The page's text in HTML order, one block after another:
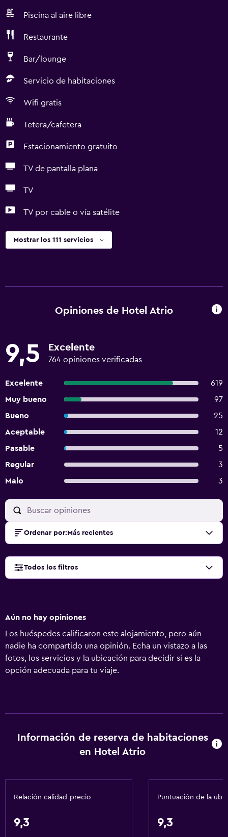
Piscina al aire libre
Restaurante
Bar/lounge
Servicio de habitaciones
Wifi gratis
Tetera/cafetera
Estacionamiento gratuito
TV de pantalla plana
TV
TV por cable o vía satélite
Mostrar los 111 servicios
Opiniones de Hotel Atrio
9,5 Excelente
764 opiniones verificadas
Excelente
619
Muy bueno
97
Bueno
25
Aceptable
12
Pasable
5
Regular
3
Malo
3
Ordenar por: Más recientes
Todos los filtros
Aún no hay opiniones
Los huéspedes calificaron este alojamiento, pero aún
nadie ha compartido una opinión. Echa un vistazo a las
fotos, los servicios y la ubicación para decidir si es la
opción adecuada para tu viaje.
Información de reserva de habitaciones
en Hotel Atrio
Relación calidad-precio
9,3
Puntuación de la
9,3